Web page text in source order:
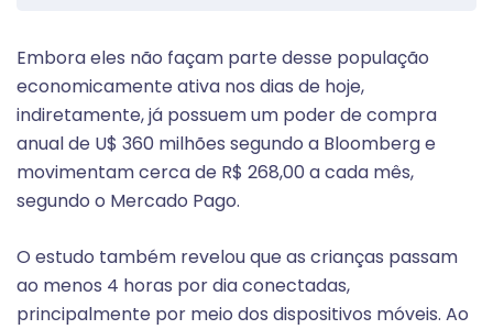
Embora eles não façam parte desse população
economicamente ativa nos dias de hoje,
indiretamente, já possuem um poder de compra
anual de U$ 360 milhões segundo a Bloomberg e
movimentam cerca de R$ 268,00 a cada mês,
segundo o Mercado Pago.
O estudo também revelou que as crianças passam
ao menos 4 horas por dia conectadas,
principalmente por meio dos dispositivos móveis. Ao